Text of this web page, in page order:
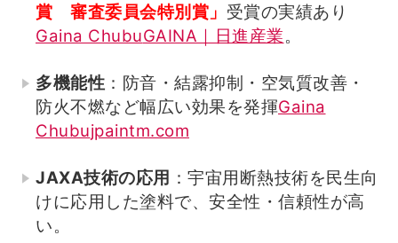
賞 審査委員会特別賞」 受賞の実績あり
Gaina ChubuGAINA｜日進産業。
多機能性 ：防音・結露抑制・空気質改善・
防火不燃など幅広い効果を発揮Gaina
Chubujpaintm.com
JAXA技術の応用 ：宇宙用断熱技術を民生向
けに応用した塗料で、安全性・信頼性が高
い。